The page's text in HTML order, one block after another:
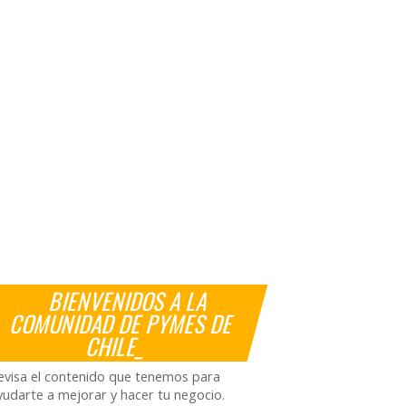
BIENVENIDOS A LA
COMUNIDAD DE PYMES DE
CHILE_
el contenido que tenemos para
a mejorar y hacer tu negocio.